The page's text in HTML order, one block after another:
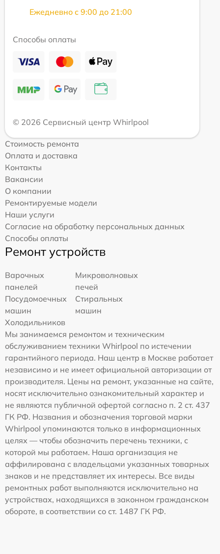
Ежедневно с 9:00 до 21:00
Способы оплаты
© 2026 Сервисный центр Whirlpool
Стоимость ремонта
Оплата и доставка
Контакты
Вакансии
О компании
Ремонтируемые модели
Наши услуги
Согласие на обработку персональных данных
Способы оплаты
Ремонт устройств
Варочных
панелей
Микроволновых
печей
Посудомоечных
машин
Стиральных
машин
Холодильников
Мы занимаемся ремонтом и техническим
обслуживанием техники Whirlpool по истечении
гарантийного периода. Наш центр в Москве работает
независимо и не имеет официальной авторизации от
производителя. Цены на ремонт, указанные на сайте,
носят исключительно ознакомительный характер и
не являются публичной офертой согласно п. 2 ст. 437
ГК РФ. Названия и обозначения торговой марки
Whirlpool упоминаются только в информационных
целях — чтобы обозначить перечень техники, с
которой мы работаем. Наша организация не
аффилирована с владельцами указанных товарных
знаков и не представляет их интересы. Все виды
ремонтных работ выполняются исключительно на
устройствах, находящихся в законном гражданском
обороте, в соответствии со ст. 1487 ГК РФ.